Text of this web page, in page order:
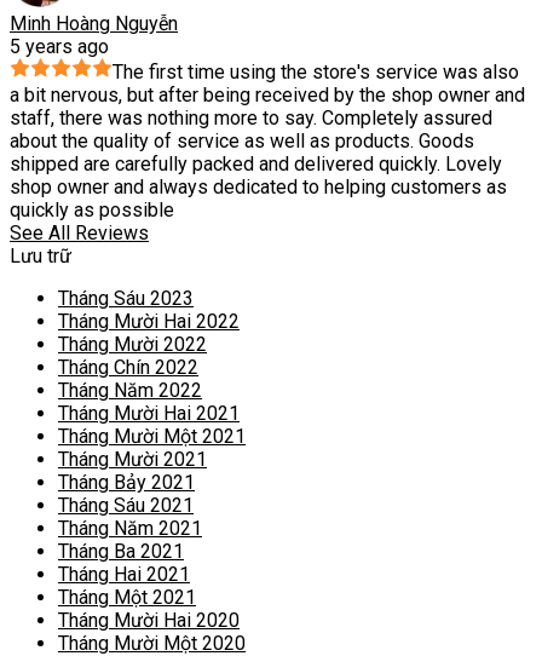
Minh Hoàng Nguyễn
5 years ago
The first time using the store's service was also
a bit nervous, but after being received by the shop owner and
staff, there was nothing more to say. Completely assured
about the quality of service as well as products. Goods
shipped are carefully packed and delivered quickly. Lovely
shop owner and always dedicated to helping customers as
quickly as possible
See All Reviews
Lưu trữ
Tháng Sáu 2023
Tháng Mười Hai 2022
Tháng Mười 2022
Tháng Chín 2022
Tháng Năm 2022
Tháng Mười Hai 2021
Tháng Mười Một 2021
Tháng Mười 2021
Tháng Bảy 2021
Tháng Sáu 2021
Tháng Năm 2021
Tháng Ba 2021
Tháng Hai 2021
Tháng Một 2021
Tháng Mười Hai 2020
Tháng Mười Một 2020